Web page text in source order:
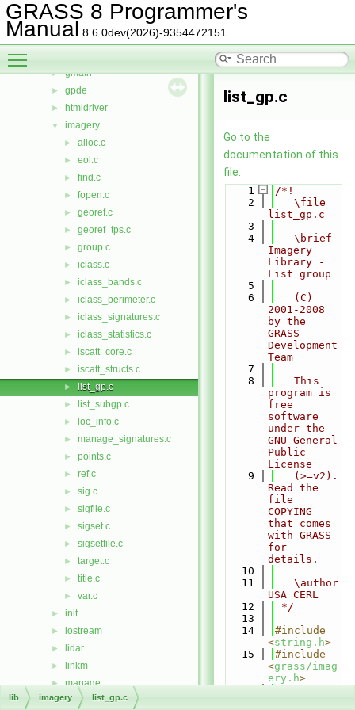
GRASS 8 Programmer's
Manual 8.6.0dev(2026)-9354472151
► driver
► dspf
► external
► gmath
► gpde
► htmldriver
▼ imagery
► alloc.c
► eol.c
► find.c
► fopen.c
► georef.c
► georef_tps.c
► group.c
► iclass.c
► iclass_bands.c
► iclass_perimeter.c
► iclass_signatures.c
► iclass_statistics.c
► iscatt_core.c
► iscatt_structs.c
► list_gp.c
► list_subgp.c
► loc_info.c
► manage_signatures.c
► points.c
► ref.c
► sig.c
► sigfile.c
► sigset.c
► sigsetfile.c
► target.c
► title.c
► var.c
► init
► iostream
► lidar
► linkm
► manage
► nviz
list_gp.c
Go to the
documentation of this
file.
    1
/*!
    2
   \file
list_gp.c
    3
    4
   \brief
Imagery
Library -
List group
    5
    6
   (C)
2001-2008
by the
GRASS
Development
Team
    7
    8
   This
program is
free
software
under the
GNU General
Public
License
    9
   (>=v2).
Read the
file
COPYING
that comes
with GRASS
for
details.
   10
   11
   \author
USA CERL
   12
*/
   13
   14
#include
<string.h>
   15
#include
<grass/imag
ery.h>
lib imagery list_gp.c